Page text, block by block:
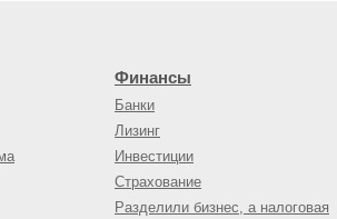
Финансы
Банки
Лизинг
Инвестиции
Страхование
Разделили бизнес, а налоговая